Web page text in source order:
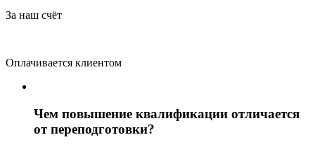
За наш счёт
Оплачивается клиентом
Чем повышение квалификации отличается
от переподготовки?